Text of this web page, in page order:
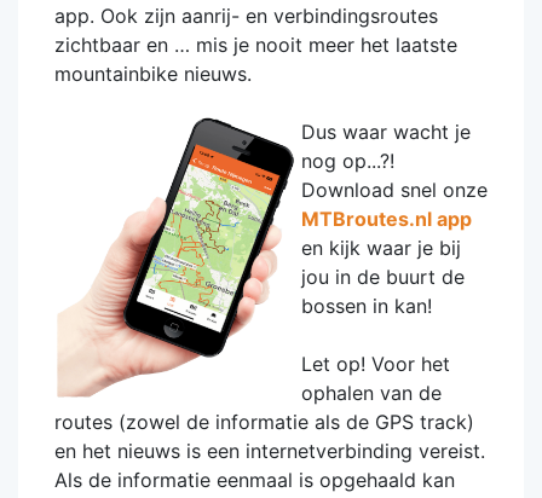
app. Ook zijn aanrij- en verbindingsroutes
zichtbaar en … mis je nooit meer het laatste
mountainbike nieuws.
Dus waar wacht je
nog op...?!
Download snel onze
MTBroutes.nl app
en kijk waar je bij
jou in de buurt de
bossen in kan!
Let op! Voor het
ophalen van de
routes (zowel de informatie als de GPS track)
en het nieuws is een internetverbinding vereist.
Als de informatie eenmaal is opgehaald kan